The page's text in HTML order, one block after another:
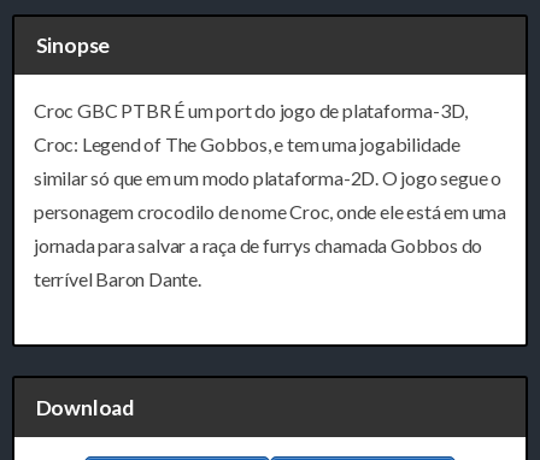
Sinopse
Croc GBC PTBR É um port do jogo de plataforma-3D,
Croc: Legend of The Gobbos, e tem uma jogabilidade
similar só que em um modo plataforma-2D. O jogo segue o
personagem crocodilo de nome Croc, onde ele está em uma
jornada para salvar a raça de furrys chamada Gobbos do
terrível Baron Dante.
Download